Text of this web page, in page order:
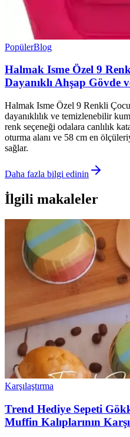
PopülerBlog
Halmak Isme Özel 9
Dayanıklı Ahşap Gövde
Halmak Isme Özel 9 Renkli
dayanıklılık ve temizlenebilir
renk seçeneği odalara canlılık
oturma alanı ve 58 cm en
sağlar.
Daha fazla bilgi edinin
İlgili makaleler
Karşılaştırma
Trend Hediye Sepeti
Muffin Kalıplarının